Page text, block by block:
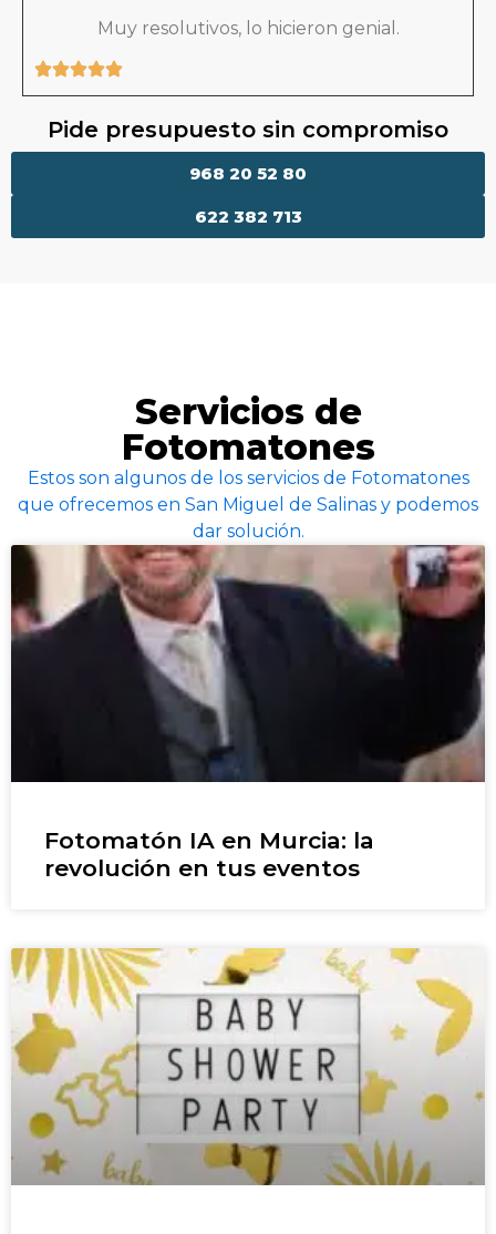
Muy resolutivos, lo hicieron genial.
Pide presupuesto sin compromiso
622 382 713
968 20 52 80
Servicios de
Fotomatones
Estos son algunos de los servicios de Fotomatones
que ofrecemos en San Miguel de Salinas y podemos
dar solución.
Fotomatón IA en Murcia: la
revolución en tus eventos